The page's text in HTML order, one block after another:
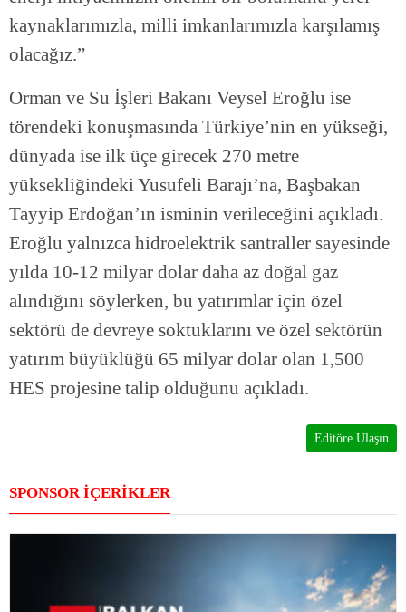
kaynaklarımızla, milli imkanlarımızla karşılamış
olacağız.”
Orman ve Su İşleri Bakanı Veysel Eroğlu ise
törendeki konuşmasında Türkiye’nin en yükseği,
dünyada ise ilk üçe girecek 270 metre
yüksekliğindeki Yusufeli Barajı’na, Başbakan
Tayyip Erdoğan’ın isminin verileceğini açıkladı.
Eroğlu yalnızca hidroelektrik santraller sayesinde
yılda 10-12 milyar dolar daha az doğal gaz
alındığını söylerken, bu yatırımlar için özel
sektörü de devreye soktuklarını ve özel sektörün
yatırım büyüklüğü 65 milyar dolar olan 1,500
HES projesine talip olduğunu açıkladı.
Editöre Ulaşın
SPONSOR İÇERİKLER